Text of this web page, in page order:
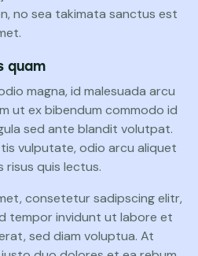
no sea takimata sanctus est
quam
magna, id malesuada arcu
ut ex bibendum commodo id
sed ante blandit volutpat.
vulputate, odio arcu aliquet
risus quis lectus.
consetetur sadipscing elitr,
tempor invidunt ut labore et
sed diam voluptua. At